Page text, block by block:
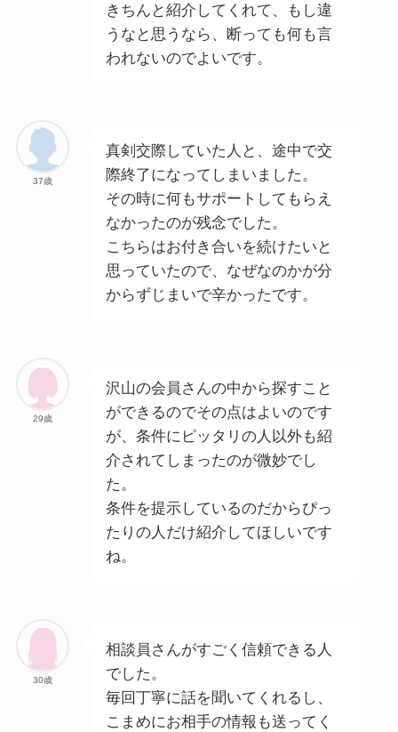
きちんと紹介してくれて、もし違
うなと思うなら、断っても何も言
われないのでよいです。
37歳
真剣交際していた人と、途中で交
際終了になってしまいました。
その時に何もサポートしてもらえ
なかったのが残念でした。
こちらはお付き合いを続けたいと
思っていたので、なぜなのかが分
からずじまいで辛かったです。
29歳
沢山の会員さんの中から探すこと
ができるのでその点はよいのです
が、条件にピッタリの人以外も紹
介されてしまったのが微妙でし
た。
条件を提示しているのだからぴっ
たりの人だけ紹介してほしいです
ね。
30歳
相談員さんがすごく信頼できる人
でした。
毎回丁寧に話を聞いてくれるし、
こまめにお相手の情報も送ってく